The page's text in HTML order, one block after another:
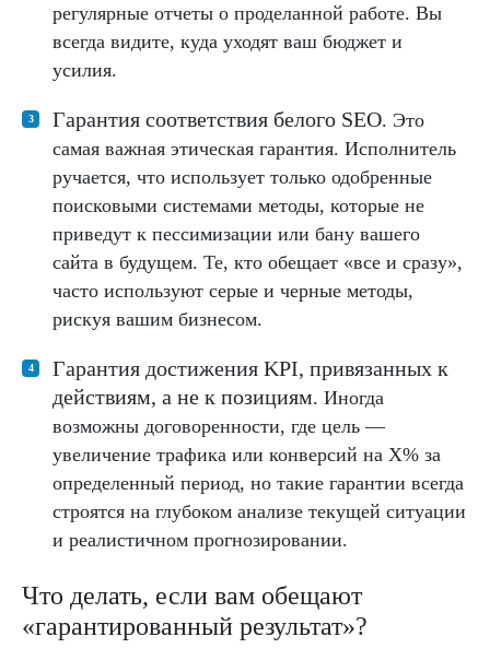
регулярные отчеты о проделанной работе. Вы
всегда видите, куда уходят ваш бюджет и
усилия.
Гарантия соответствия белого SEO. Это
самая важная этическая гарантия. Исполнитель
ручается, что использует только одобренные
поисковыми системами методы, которые не
приведут к пессимизации или бану вашего
сайта в будущем. Те, кто обещает «все и сразу»,
часто используют серые и черные методы,
рискуя вашим бизнесом.
Гарантия достижения KPI, привязанных к
действиям, а не к позициям. Иногда
возможны договоренности, где цель —
увеличение трафика или конверсий на X% за
определенный период, но такие гарантии всегда
строятся на глубоком анализе текущей ситуации
и реалистичном прогнозировании.
Что делать, если вам обещают
«гарантированный результат»?